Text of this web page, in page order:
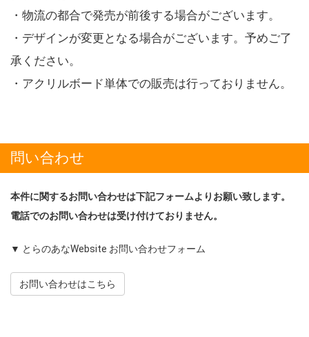
・物流の都合で発売が前後する場合がございます。
・デザインが変更となる場合がございます。予めご了
承ください。
・アクリルボード単体での販売は行っておりません。
問い合わせ
本件に関するお問い合わせは下記フォームよりお願い致します。
電話でのお問い合わせは受け付けておりません。
▼ とらのあなWebsite お問い合わせフォーム
お問い合わせはこちら